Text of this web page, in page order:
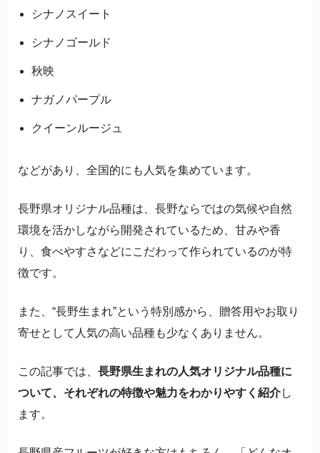
シナノスイート
シナノゴールド
秋映
ナガノパープル
クイーンルージュ
などがあり、全国的にも人気を集めています。
長野県オリジナル品種は、長野ならではの気候や自然
環境を活かしながら開発されているため、甘みや香
り、食べやすさなどにこだわって作られているのが特
徴です。
また、“長野生まれ”という特別感から、贈答用やお取り
寄せとして人気の高い品種も少なくありません。
この記事では、 長野県生まれの人気オリジナル品種に
ついて、それぞれの特徴や魅力をわかりやすく紹介し
ます。